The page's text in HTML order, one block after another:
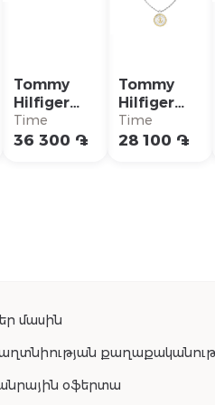
Tommy
Hilfiger
Ожерелье/
2790673
Time
36 300 ֏
Tommy
Hilfiger
Ожерелье/
2790690
Time
28 100 ֏
մասին
օֆերտա